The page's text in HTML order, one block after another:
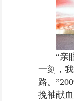
“亲
一刻，
路。
挽袖献